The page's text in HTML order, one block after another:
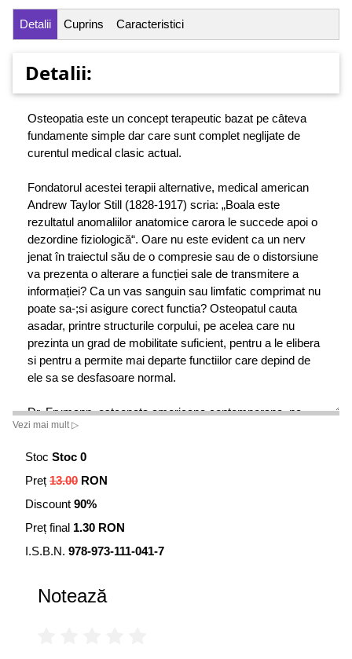
Detalii Cuprins Caracteristici
Detalii:
Osteopatia este un concept terapeutic bazat pe câteva
fundamente simple dar care sunt complet neglijate de
curentul medical clasic actual.
Fondatorul acestei terapii alternative, medical american
Andrew Taylor Still (1828-1917) scria: „Boala este
rezultatul anomaliilor anatomice carora le succede apoi o
dezordine fiziologică“. Oare nu este evident ca un nerv
jenat în traiectul său de o compresie sau de o distorsiune
va prezenta o alterare a funcției sale de transmitere a
informației? Ca un vas sanguin sau limfatic comprimat nu
poate sa-;si asigure corect functia? Osteopatul cauta
asadar, printre structurile corpului, pe acelea care nu
prezinta un grad de mobilitate suficient, pentru a le elibera
si pentru a permite mai departe functiilor care depind de
ele sa se desfasoare normal.
Dr. Frymann, osteopata americana contemporana, ne
spune: "Termenul de functie nu se aplica doar activitatilor
respiratia, digestia etc. Acesta include si activitati cum
sunt gandirea, senzatiile, expresia creatoare, meditatia si
chiar si aspiratia spirituala".
Cartea Osteopatia pentru copii propune un concept global
pentru restabilirea sanatatii Aceasta se numara printre
Vezi mai mult ▷
Stoc Stoc 0
Preț 13.00 RON
Discount 90%
Preț final 1.30 RON
I.S.B.N. 978-973-111-041-7
Notează